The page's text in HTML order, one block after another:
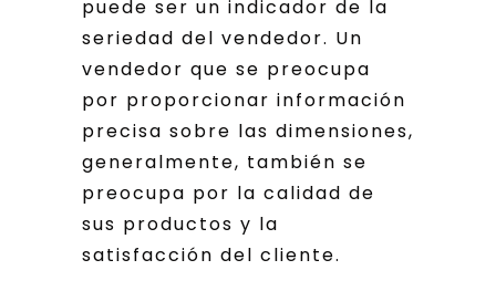
puede ser un indicador de la
seriedad del vendedor. Un
vendedor que se preocupa
por proporcionar información
precisa sobre las dimensiones,
generalmente, también se
preocupa por la calidad de
sus productos y la
satisfacción del cliente.